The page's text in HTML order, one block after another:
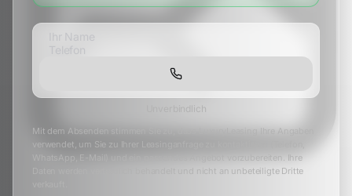
Unverbindlich
Mit dem Absenden stimmen Sie zu, dass LuxuryLeasing Ihre Angaben
verwendet, um Sie zu Ihrer Leasinganfrage zu kontaktieren (Telefon,
WhatsApp, E-Mail) und ein passendes Angebot vorzubereiten. Ihre
Daten werden vertraulich behandelt und nicht an unbeteiligte Dritte